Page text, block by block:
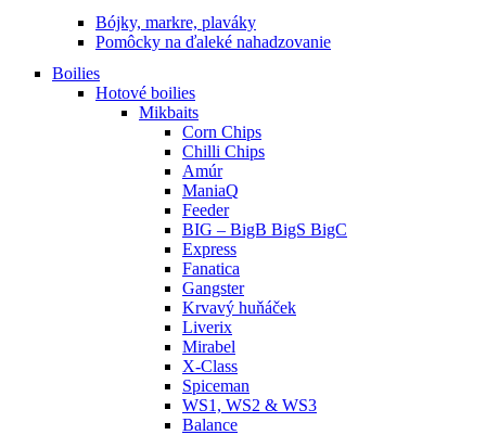
Bójky, markre, plaváky
Pomôcky na ďaleké nahadzovanie
Boilies
Hotové boilies
Mikbaits
Corn Chips
Chilli Chips
Amúr
ManiaQ
Feeder
BIG – BigB BigS BigC
Express
Fanatica
Gangster
Krvavý huňáček
Liverix
Mirabel
X-Class
Spiceman
WS1, WS2 & WS3
Balance